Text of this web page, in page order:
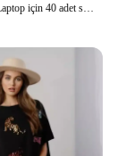
Bavul kaykay Laptop için 40 adet sevimli kaplan çıkartmalar bagaj buzdolabı telefonu araba Styling DIY çıkartması pegatstickers